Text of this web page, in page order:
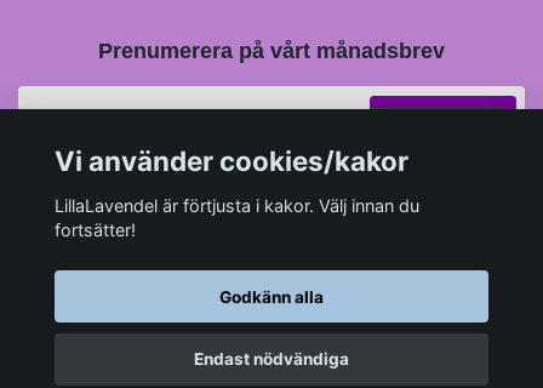
Prenumerera på vårt månadsbrev
© 2026 LillaLavendel.se–Powered by Quickbutik
Vi använder cookies/kakor
LillaLavendel är förtjusta i kakor. Välj innan du
fortsätter!
Godkänn alla
Endast nödvändiga